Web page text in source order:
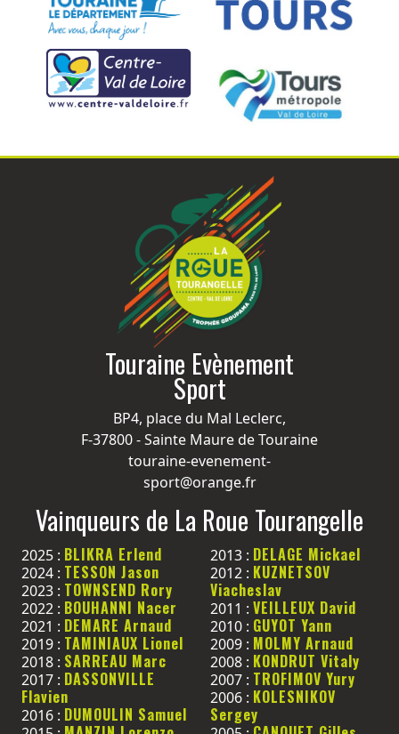
Touraine Evènement
Sport
BP4, place du Mal Leclerc,
F-37800 - Sainte Maure de Touraine
touraine-evenement-
sport@orange.fr
Vainqueurs de La Roue Tourangelle
2025 : BLIKRA Erlend
2024 : TESSON Jason
2023 : TOWNSEND Rory
2022 : BOUHANNI Nacer
2021 : DEMARE Arnaud
2019 : TAMINIAUX Lionel
2018 : SARREAU Marc
2017 : DASSONVILLE
Flavien
2016 : DUMOULIN Samuel
2013 : DELAGE Mickael
2012 : KUZNETSOV
Viacheslav
2011 : VEILLEUX David
2010 : GUYOT Yann
2009 : MOLMY Arnaud
2008 : KONDRUT Vitaly
2007 : TROFIMOV Yury
2006 : KOLESNIKOV
Sergey